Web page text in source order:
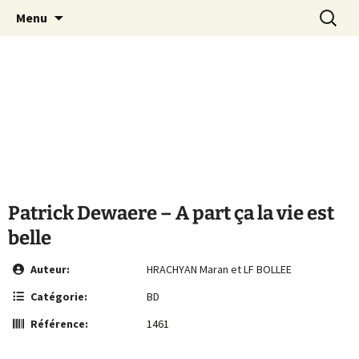
MCA Vienne
Le site de la Maison de la Culture
Arménienne de Vienne
Menu
Patrick Dewaere – A part ça la vie est
belle
Auteur:
HRACHYAN Maran et LF BOLLEE
Catégorie:
BD
Référence:
1461